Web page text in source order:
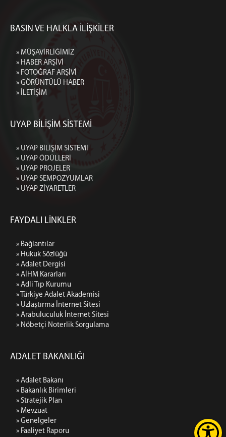
BASIN VE HALKLA İLİŞKİLER
» MÜŞAVİRLİĞİMİZ
» HABER ARŞİVİ
» FOTOĞRAF ARŞİVİ
» GÖRÜNTÜLÜ HABER
» İLETİŞİM
UYAP BİLİŞİM SİSTEMİ
» UYAP BİLİŞİM SİSTEMİ
» UYAP ÖDÜLLERİ
» UYAP PROJELER
» UYAP SEMPOZYUMLAR
» UYAP ZİYARETLER
FAYDALI LİNKLER
» Bağlantılar
» Hukuk Sözlüğü
» Adalet Dergisi
» AİHM Kararları
» Adli Tıp Kurumu
» Türkiye Adalet Akademisi
» Uzlaştırma İnternet Sitesi
» Arabuluculuk İnternet Sitesi
» Nöbetçi Noterlik Sorgulama
ADALET BAKANLIĞI
» Adalet Bakanı
» Bakanlık Birimleri
» Stratejik Plan
» Mevzuat
» Genelgeler
» Faaliyet Raporu